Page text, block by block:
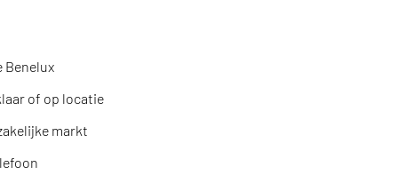
Benelux
of op locatie
markt